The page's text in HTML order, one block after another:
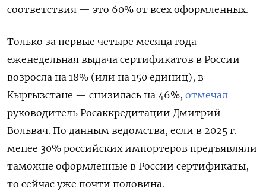
соответствия — это 60% от всех оформленных.
Только за первые четыре месяца года
еженедельная выдача сертификатов в России
возросла на 18% (или на 150 единиц), в
Кыргызстане — снизилась на 46%, отмечал
руководитель Росаккредитации Дмитрий
Вольвач. По данным ведомства, если в 2025 г.
менее 30% российских импортеров предъявляли
таможне оформленные в России сертификаты,
то сейчас уже почти половина.